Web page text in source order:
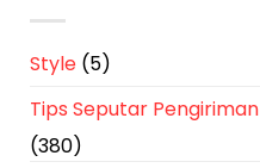
Style(5)
Tips Seputar Pengiriman
(380)